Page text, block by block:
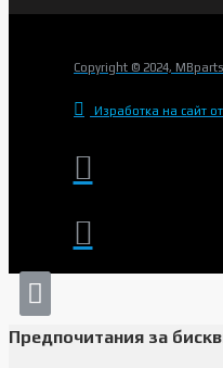
Copyright © 2024,
Изработка на сайт
Предпочитания за